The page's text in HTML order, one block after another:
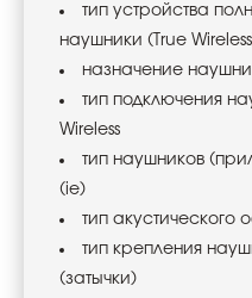
тип устройства
наушники (True
назначение
тип подключения
Wireless
тип наушников
(ie)
тип акустического
тип крепления
(затычки)